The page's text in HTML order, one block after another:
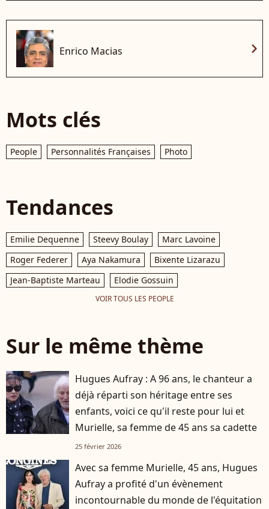
Enrico Macias chevron_right
Mots clés
People Personnalités Françaises Photo
Tendances
Emilie Dequenne Steevy Boulay
Marc Lavoine
Roger Federer
Aya Nakamura
Bixente Lizarazu
Jean-Baptiste Marteau
Elodie Gossuin
VOIR TOUS LES PEOPLE
Sur le même thème
Hugues Aufray : A 96 ans, le chanteur a
déjà réparti son héritage entre ses
enfants, voici ce qu'il reste pour lui et
Murielle, sa femme de 45 ans sa cadette
25 février 2026
Avec sa femme Murielle, 45 ans, Hugues
Aufray a profité d'un évènement
incontournable du monde de l'équitation